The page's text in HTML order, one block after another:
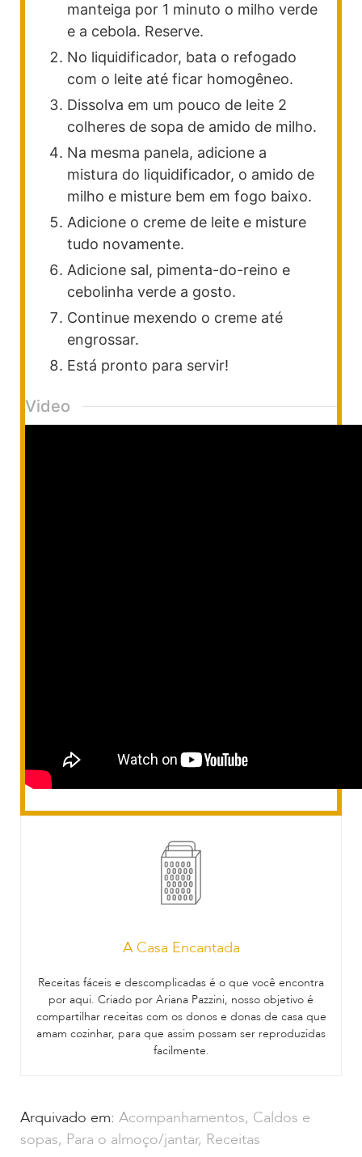
manteiga por 1 minuto o milho verde
e a cebola. Reserve.
No liquidificador, bata o refogado
com o leite até ficar homogêneo.
Dissolva em um pouco de leite 2
colheres de sopa de amido de milho.
Na mesma panela, adicione a
mistura do liquidificador, o amido de
milho e misture bem em fogo baixo.
Adicione o creme de leite e misture
tudo novamente.
Adicione sal, pimenta-do-reino e
cebolinha verde a gosto.
Continue mexendo o creme até
engrossar.
Está pronto para servir!
Video
A Casa Encantada
Receitas fáceis e descomplicadas é o que você encontra
por aqui. Criado por Ariana Pazzini, nosso objetivo é
compartilhar receitas com os donos e donas de casa que
amam cozinhar, para que assim possam ser reproduzidas
facilmente.
Arquivado em: Acompanhamentos, Caldos e
sopas, Para o almoço/jantar, Receitas